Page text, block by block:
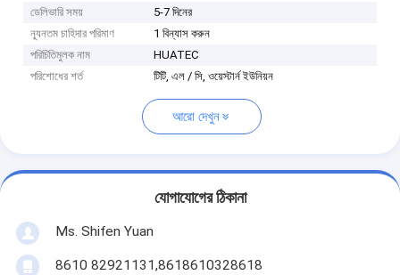
ডেলিভারি সময়
5-7 দিনের
ন্যূনতম চাহিদার পরিমাণ
1 বিন্যাস করুন
পরিচিতিমুলক নাম
HUATEC
পরিশোধের শর্ত
টিটি, এল / সি, ওয়েস্টার্ন ইউনিয়ন
আরো দেখুন
যোগাযোগের ঠিকানা
Ms. Shifen Yuan
8610 82921131,8618610328618